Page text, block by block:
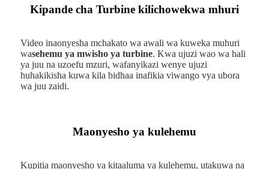
Kipande cha Turbine kilichowekwa mhuri
Video inaonyesha mchakato wa awali wa kuweka muhuri
wasehemu ya mwisho ya turbine. Kwa ujuzi wao wa hali
ya juu na uzoefu mzuri, wafanyikazi wenye ujuzi
huhakikisha kuwa kila bidhaa inafikia viwango vya ubora
wa juu zaidi.
Maonyesho ya kulehemu
Kupitia maonyesho ya kitaaluma ya kulehemu, utakuwa na